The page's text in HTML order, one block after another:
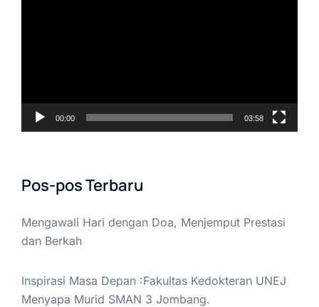
00:00 03:58
Pos-pos Terbaru
Mengawali Hari dengan Doa, Menjemput Prestasi
dan Berkah
Inspirasi Masa Depan :Fakultas Kedokteran UNEJ
Menyapa Murid SMAN 3 Jombang.